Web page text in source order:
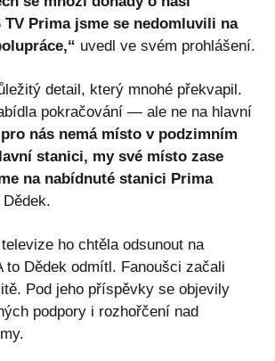
Prima jsme se nedomluvili na
uvedl ve svém prohlášení.
detail, který mnohé překvapil.
pokračování — ale ne na hlavní
nás nemá místo v podzimním
stanici, my své místo zase
na nabídnuté stanici Prima
ho chtěla odsunout na
to Dědek odmítl. Fanoušci začali
Pod jeho příspěvky se objevily
podpory i rozhořčení nad